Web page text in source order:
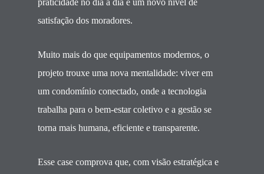
praticidade no dia a dia e um novo nível de
satisfação dos moradores.
Muito mais do que equipamentos modernos, o
projeto trouxe uma nova mentalidade: viver em
um condomínio conectado, onde a tecnologia
trabalha para o bem-estar coletivo e a gestão se
torna mais humana, eficiente e transparente.
Esse case comprova que, com visão estratégica e